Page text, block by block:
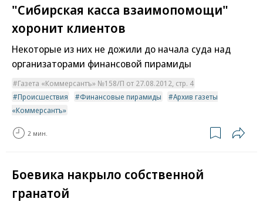
"Сибирская касса взаимопомощи"
хоронит клиентов
Некоторые из них не дожили до начала суда над
организаторами финансовой пирамиды
Газета «Коммерсантъ» №158/П от 27.08.2012, стр. 4
Происшествия
Финансовые пирамиды
Архив газеты
«Коммерсантъ»
2 мин.
Боевика накрыло собственной
гранатой